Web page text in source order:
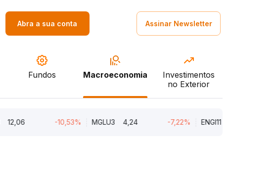
Abra a sua conta Assinar Newsletter
Fundos Macroeconomia
Investimentos
no Exterior
-10,53% MGLU3 4,24 -7,22% ENGI11 47,01